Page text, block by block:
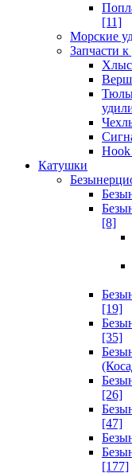
[11]
Морские
Запчасти
Катушки
[8]
[19]
[35]
[26]
[47]
[177]